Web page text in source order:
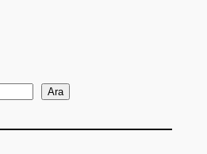
Ara